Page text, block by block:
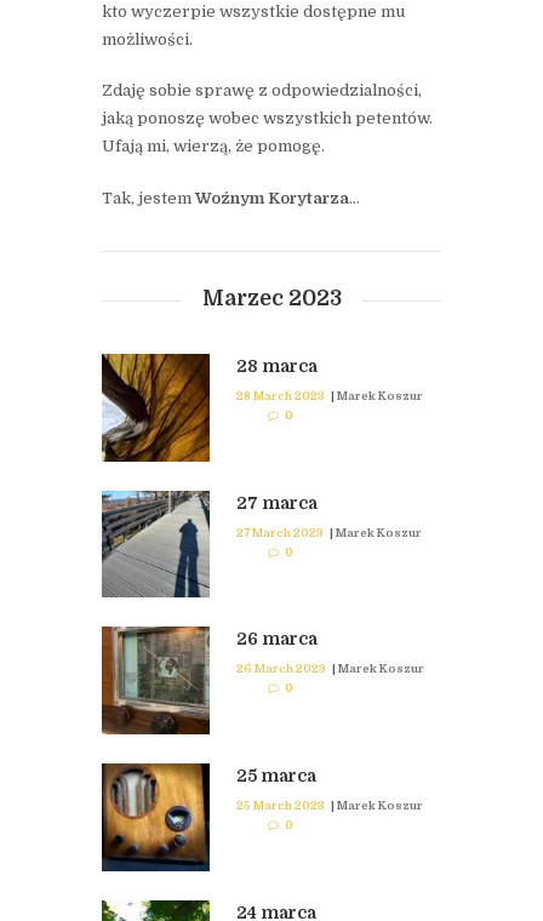
kto wyczerpie wszystkie dostępne mu
możliwości.
Zdaję sobie sprawę z odpowiedzialności,
jaką ponoszę wobec wszystkich petentów.
Ufają mi, wierzą, że pomogę.
Tak, jestem Woźnym Korytarza…
Marzec 2023
28 marca
28 March 2023 | Marek Koszur
0
27 marca
27 March 2023 | Marek Koszur
0
26 marca
26 March 2023 | Marek Koszur
0
25 marca
25 March 2023 | Marek Koszur
0
24 marca